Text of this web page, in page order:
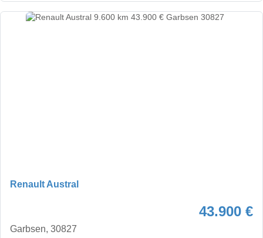
Renault Austral
43.900 €
Garbsen, 30827